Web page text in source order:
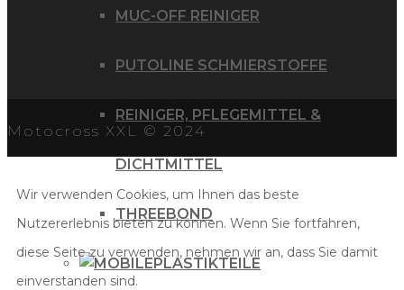
MUC-OFF REINIGER
PUTOLINE SCHMIERSTOFFE
REINIGER, PFLEGEMITTEL &
DICHTMITTEL
THREEBOND
PLASTIKTEILE
Motocross XXL © 2024
Wir verwenden Cookies, um Ihnen das beste
Nutzererlebnis bieten zu können. Wenn Sie fortfahren,
diese Seite zu verwenden, nehmen wir an, dass Sie damit
einverstanden sind.